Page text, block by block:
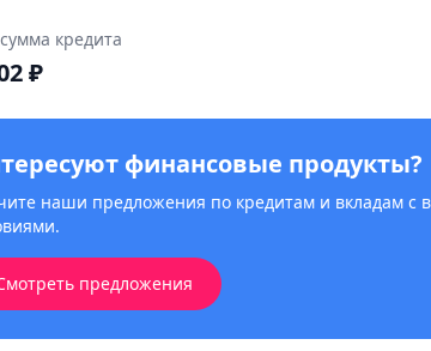
кредита
₽
финансовые продукты?
наши предложения по кредитам и вкладам с
предложения